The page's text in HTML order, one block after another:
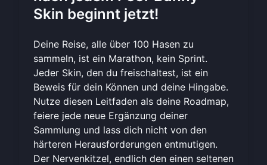
Skin beginnt jetzt!
Deine Reise, alle über 100 Hasen zu
sammeln, ist ein Marathon, kein Sprint.
Jeder Skin, den du freischaltest, ist ein
Beweis für dein Können und deine Hingabe.
Nutze diesen Leitfaden als deine Roadmap,
feiere jede neue Ergänzung deiner
Sammlung und lass dich nicht von den
härteren Herausforderungen entmutigen.
Der Nervenkitzel, endlich den einen seltenen